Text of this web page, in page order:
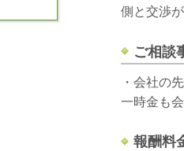
側と交渉
ご相談
・会社の
一時金も
報酬料